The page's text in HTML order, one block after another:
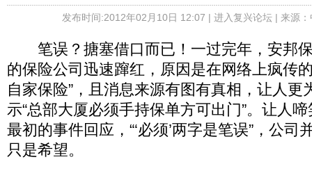
发布时间:2012年02月10日 12:07 | 进入复兴论坛| 来源
笔误？搪塞借口而已！一过完年，安邦
的保险公司迅速蹿红，原因是在网络上疯传
自家保险”，且消息来源有图有真相，让人更
示“总部大厦必须手持保单方可出门”。让人
最初的事件回应，“‘必须’两字是笔误”，公司
只是希望。